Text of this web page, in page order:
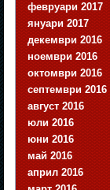
февруари 2017
януари 2017
декември 2016
ноември 2016
октомври 2016
септември 2016
август 2016
юли 2016
юни 2016
май 2016
април 2016